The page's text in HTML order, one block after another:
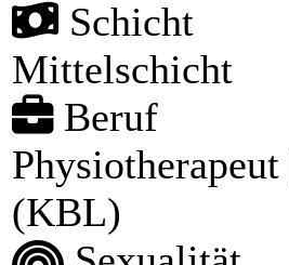
Schicht
Mittelschicht
Beruf
(KBL)